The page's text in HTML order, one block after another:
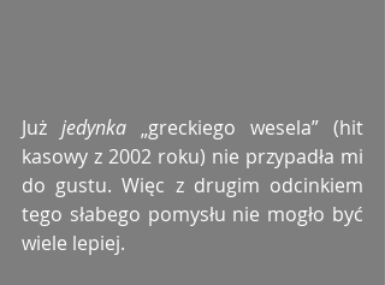
Już jedynka „greckiego wesela” (hit
kasowy z 2002 roku) nie przypadła mi
do gustu. Więc z drugim odcinkiem
tego słabego pomysłu nie mogło być
wiele lepiej.